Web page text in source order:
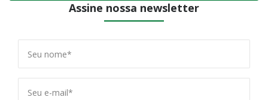
Assine nossa newsletter